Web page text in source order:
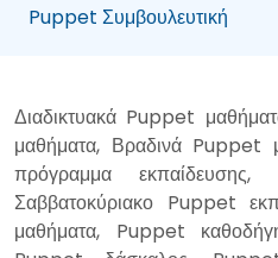
Puppet Συμβουλευτική
Διαδικτυακά Puppet
μαθήματα, Βραδινά Puppet
πρόγραμμα
Σαββατοκύριακο Puppet
μαθήματα, Puppet